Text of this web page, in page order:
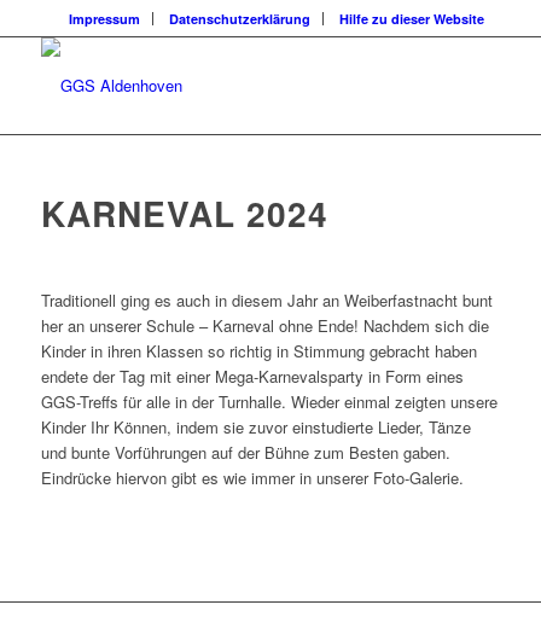
Impressum Datenschutzerklärung Hilfe zu dieser Website
KARNEVAL 2024
Traditionell ging es auch in diesem Jahr an Weiberfastnacht bunt
her an unserer Schule – Karneval ohne Ende! Nachdem sich die
Kinder in ihren Klassen so richtig in Stimmung gebracht haben
endete der Tag mit einer Mega-Karnevalsparty in Form eines
GGS-Treffs für alle in der Turnhalle. Wieder einmal zeigten unsere
Kinder Ihr Können, indem sie zuvor einstudierte Lieder, Tänze
und bunte Vorführungen auf der Bühne zum Besten gaben.
Eindrücke hiervon gibt es wie immer in unserer Foto-Galerie.